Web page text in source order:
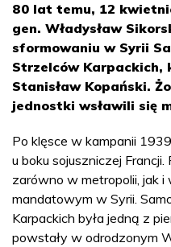
80 lat temu, 12
gen. Władysław
sformowaniu w Syrii
Strzelców Karpackich,
Stanisław Kopański.
jednostki wsławili się
Po klęsce w kampanii
u boku sojuszniczej
zarówno w metropolii, jak
mandatowym w Syrii.
Karpackich była jedną z
powstały w odrodzonym